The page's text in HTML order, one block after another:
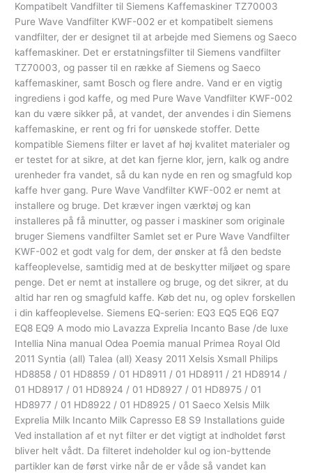
Kompatibelt Vandfilter til Siemens Kaffemaskiner TZ70003
Pure Wave Vandfilter KWF-002 er et kompatibelt siemens
vandfilter, der er designet til at arbejde med Siemens og Saeco
kaffemaskiner. Det er erstatningsfilter til Siemens vandfilter
TZ70003, og passer til en række af Siemens og Saeco
kaffemaskiner, samt Bosch og flere andre. Vand er en vigtig
ingrediens i god kaffe, og med Pure Wave Vandfilter KWF-002
kan du være sikker på, at vandet, der anvendes i din Siemens
kaffemaskine, er rent og fri for uønskede stoffer. Dette
kompatible Siemens filter er lavet af høj kvalitet materialer og
er testet for at sikre, at det kan fjerne klor, jern, kalk og andre
urenheder fra vandet, så du kan nyde en ren og smagfuld kop
kaffe hver gang. Pure Wave Vandfilter KWF-002 er nemt at
installere og bruge. Det kræver ingen værktøj og kan
installeres på få minutter, og passer i maskiner som originale
bruger Siemens vandfilter Samlet set er Pure Wave Vandfilter
KWF-002 et godt valg for dem, der ønsker at få den bedste
kaffeoplevelse, samtidig med at de beskytter miljøet og spare
penge. Det er nemt at installere og bruge, og det sikrer, at du
altid har ren og smagfuld kaffe. Køb det nu, og oplev forskellen
i din kaffeoplevelse. Siemens EQ-serien: EQ3 EQ5 EQ6 EQ7
EQ8 EQ9 A modo mio Lavazza Exprelia Incanto Base /de luxe
Intellia Nina manual Odea Poemia manual Primea Royal Old
2011 Syntia (all) Talea (all) Xeasy 2011 Xelsis Xsmall Philips
HD8858 / 01 HD8859 / 01 HD8911 / 01 HD8911 / 21 HD8914 /
01 HD8917 / 01 HD8924 / 01 HD8927 / 01 HD8975 / 01
HD8977 / 01 HD8922 / 01 HD8925 / 01 Saeco Xelsis Milk
Exprelia Milk Incanto Milk Capresso E8 S9 Installations guide
Ved installation af et nyt filter er det vigtigt at indholdet først
bliver helt vådt. Da filteret indeholder kul og ion-byttende
partikler kan de først virke når de er våde så vandet kan